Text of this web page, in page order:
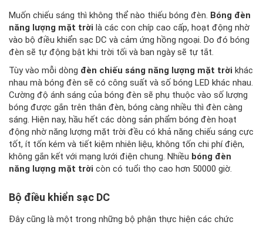
Muốn chiếu sáng thì không thể nào thiếu bóng đèn. Bóng đèn
năng lượng mặt trời là các con chíp cao cấp, hoạt động nhờ
vào bộ điều khiển sạc DC và cảm ứng hồng ngoại. Do đó bóng
đèn sẽ tự động bật khi trời tối và ban ngày sẽ tự tắt.
Tùy vào mỗi dòng đèn chiếu sáng năng lượng mặt trời khác
nhau mà bóng đèn sẽ có công suất và số bóng LED khác nhau.
Cường độ ánh sáng của bóng đèn sẽ phụ thuộc vào số lượng
bóng được gắn trên thân đèn, bóng càng nhiều thì đèn càng
sáng. Hiện nay, hầu hết các dòng sản phẩm bóng đèn hoạt
động nhờ năng lượng mặt trời đều có khả năng chiếu sáng cực
tốt, ít tốn kém và tiết kiệm nhiên liệu, không tốn chi phí điện,
không gắn kết với mạng lưới điện chung. Nhiều bóng đèn
năng lượng mặt trời còn có tuổi thọ cao hơn 50000 giờ.
Bộ điều khiển sạc DC
Đây cũng là một trong những bộ phận thực hiện các chức